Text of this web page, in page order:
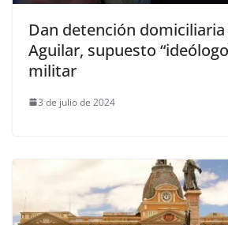
Dan detención domiciliaria
Aguilar, supuesto
militar
3 de julio de 2024